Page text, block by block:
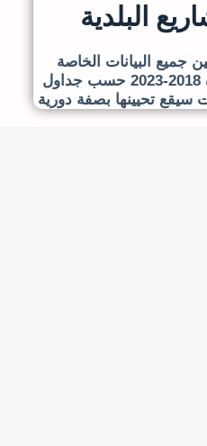
البلدية
البيانات الخاصة
بالمشاريع المنجزة للفترة 2018-2023 حسب جداول
سيقع تحيينها بصفة دورية